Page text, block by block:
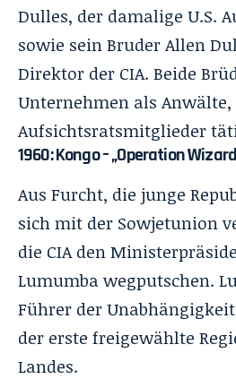
Dulles, der damalige U.S.
sowie sein Bruder Allen
Direktor der CIA. Beide
Unternehmen als
Aufsichtsratsmitglieder
1960: Kongo – „Operation
Aus Furcht, die junge
sich mit der Sowjetunion
die CIAden
Lumumba wegputschen.
Führer der
der erste freigewählte
Landes.